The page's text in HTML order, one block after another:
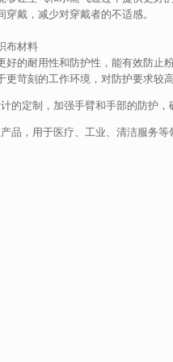
戴，减少对穿戴者的不适感。
布材料
的耐用性和防护性，能有效防止
苛刻的工作环境，对防护要求较高
的定制，加强手臂和手部的防护，
品，用于医疗、工业、清洁服务